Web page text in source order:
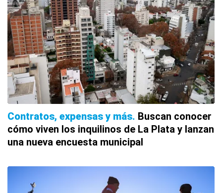
Contratos, expensas y más Buscan conocer
cómo viven los inquilinos de La Plata y lanzan
una nueva encuesta municipal